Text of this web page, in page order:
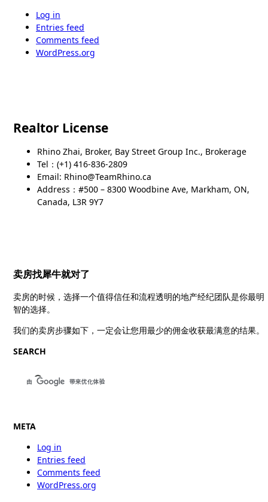
Log in
Entries feed
Comments feed
WordPress.org
Realtor License
Rhino Zhai, Broker, Bay Street Group Inc., Brokerage
Tel：(+1) 416-836-2809
Email: Rhino@TeamRhino.ca
Address：#500 – 8300 Woodbine Ave, Markham, ON,
Canada, L3R 9Y7
卖房找犀牛就对了
卖房的时候，选择一个值得信任和流程透明的地产经纪团队是你最明
智的选择。
我们的卖房步骤如下，一定会让您用最少的佣金收获最满意的结果。
SEARCH
META
Log in
Entries feed
Comments feed
WordPress.org